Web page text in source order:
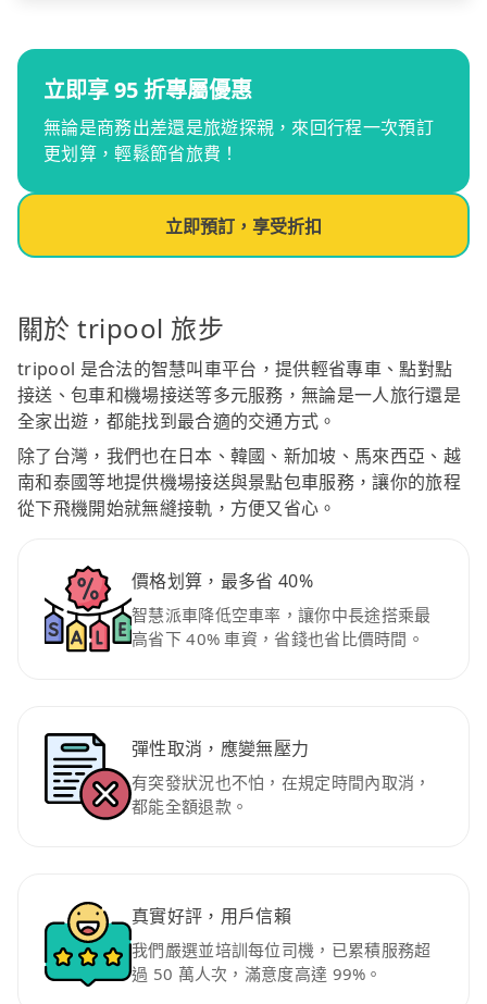
立即享 95 折專屬優惠
無論是商務出差還是旅遊探親，來回行程一次預訂
更划算，輕鬆節省旅費！
立即預訂，享受折扣
關於 tripool 旅步
tripool 是合法的智慧叫車平台，提供輕省專車、點對點
接送、包車和機場接送等多元服務，無論是一人旅行還是
全家出遊，都能找到最合適的交通方式。
除了台灣，我們也在日本、韓國、新加坡、馬來西亞、越
南和泰國等地提供機場接送與景點包車服務，讓你的旅程
從下飛機開始就無縫接軌，方便又省心。
價格划算，最多省 40%
智慧派車降低空車率，讓你中長途搭乘最
高省下 40% 車資，省錢也省比價時間。
彈性取消，應變無壓力
有突發狀況也不怕，在規定時間內取消，
都能全額退款。
真實好評，用戶信賴
我們嚴選並培訓每位司機，已累積服務超
過 50 萬人次，滿意度高達 99%。